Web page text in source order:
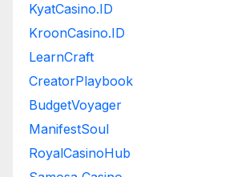
KyatCasino.ID
KroonCasino.ID
LearnCraft
CreatorPlaybook
BudgetVoyager
ManifestSoul
RoyalCasinoHub